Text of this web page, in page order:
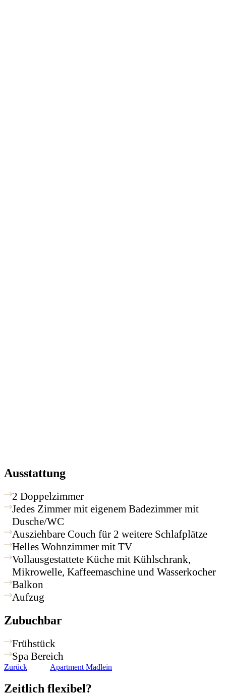
Ausstattung
2 Doppelzimmer
Jedes Zimmer mit eigenem Badezimmer mit
Dusche/WC
Ausziehbare Couch für 2 weitere Schlafplätze
Helles Wohnzimmer mit TV
Vollausgestattete Küche mit Kühlschrank,
Mikrowelle, Kaffeemaschine und Wasserkocher
Balkon
Aufzug
Zubuchbar
Frühstück
Spa Bereich
Zurück Apartment Madlein
Zeitlich flexibel?